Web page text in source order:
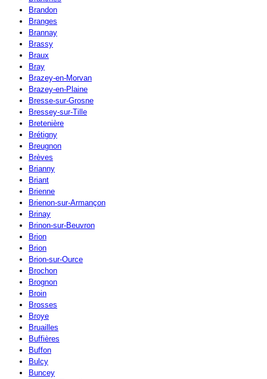
Brandon
Branges
Brannay
Brassy
Braux
Bray
Brazey-en-Morvan
Brazey-en-Plaine
Bresse-sur-Grosne
Bressey-sur-Tille
Bretenière
Brétigny
Breugnon
Brèves
Brianny
Briant
Brienne
Brienon-sur-Armançon
Brinay
Brinon-sur-Beuvron
Brion
Brion
Brion-sur-Ource
Brochon
Brognon
Broin
Brosses
Broye
Bruailles
Buffières
Buffon
Bulcy
Buncey